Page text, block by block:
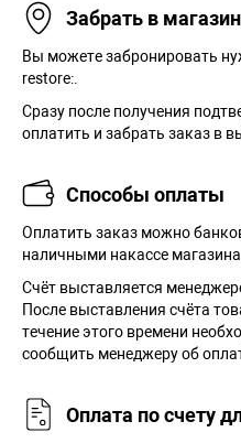
Забрать в
Вы можете забронировать
restore:.
Сразу после получения
оплатить и забрать заказ в
Способы оплаты
Оплатить заказ можно
наличными накассе
Cчёт выставляется
После выставления счёта
течение этого времени
сообщить менеджеру об
Оплата по счету